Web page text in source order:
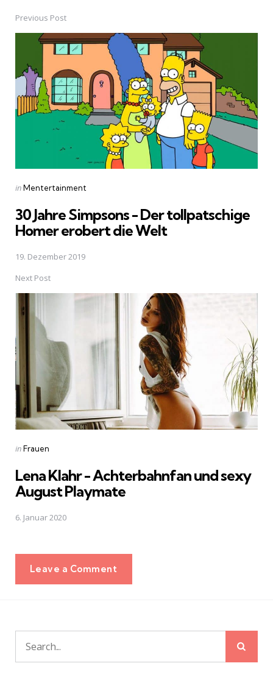
Post
navigation
Previous Post
Posted
inMentertainment
30 Jahre Simpsons - Der tollpatschige
Homer erobert die Welt
19. Dezember 2019
Next Post
Posted
inFrauen
Lena Klahr - Achterbahnfan und sexy
August Playmate
6. Januar 2020
Leave a Comment
Search
for: